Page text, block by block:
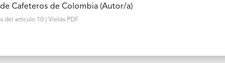
Cafeteros de Colombia (Autor/a)
del artículo 10 | Visitas PDF